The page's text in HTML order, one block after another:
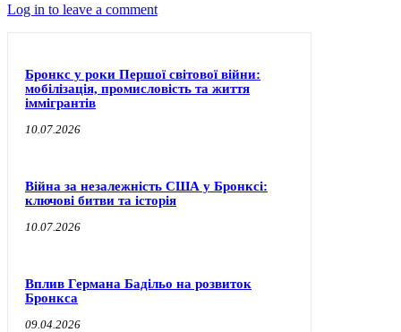
Log in to leave a comment
Бронкс у роки Першої світової війни:
мобілізація, промисловість та життя
іммігрантів
10.07.2026
Війна за незалежність США у Бронксі:
ключові битви та історія
10.07.2026
Вплив Германа Бадільо на розвиток
Бронкса
09.04.2026